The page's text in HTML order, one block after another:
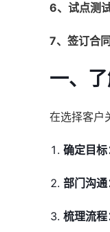
6、试点测
7、签订合
一、
在选择客户
确定目标
部门沟通
梳理流程